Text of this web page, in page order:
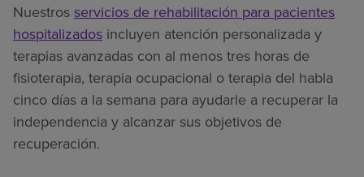
Nuestros servicios de rehabilitación para pacientes
hospitalizados incluyen atención personalizada y
terapias avanzadas con al menos tres horas de
fisioterapia, terapia ocupacional o terapia del habla
cinco días a la semana para ayudarle a recuperar la
independencia y alcanzar sus objetivos de
recuperación.